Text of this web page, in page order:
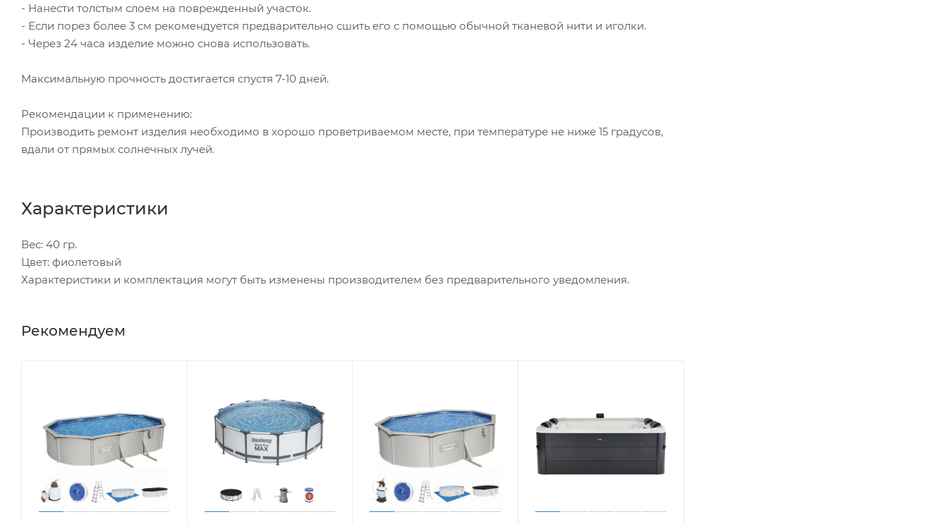
- Нанести толстым слоем на поврежденный участок.
- Если порез более 3 см рекомендуется предварительно сшить его с помощью обычной тканевой нити и иголки.
- Через 24 часа изделие можно снова использовать.
Максимальную прочность достигается спустя 7-10 дней.
Рекомендации к применению:
Производить ремонт изделия необходимо в хорошо проветриваемом месте, при температуре не ниже 15 градусов,
вдали от прямых солнечных лучей.
Характеристики
Вес: 40 гр.
Цвет: фиолетовый
Характеристики и комплектация могут быть изменены производителем без предварительного уведомления.
Рекомендуем